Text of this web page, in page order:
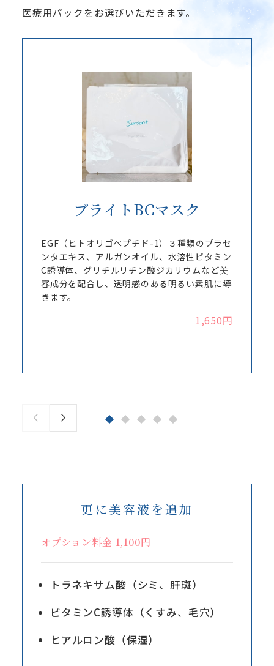
医療用パックをお選びいただきます。
ブライトBCマスク
EGF（ヒトオリゴペプチド-1）３種類のプラセ
ンタエキス、アルガンオイル、⽔溶性ビタミン
C誘導体、グリチルリチン酸ジカリウムなど美
容成分を配合し、透明感のある明るい素肌に導
きます。
1,650円
更に美容液を追加
オプション料金 1,100円
トラネキサム酸（シミ、肝斑）
ビタミンC誘導体（くすみ、毛穴）
ヒアルロン酸（保湿）